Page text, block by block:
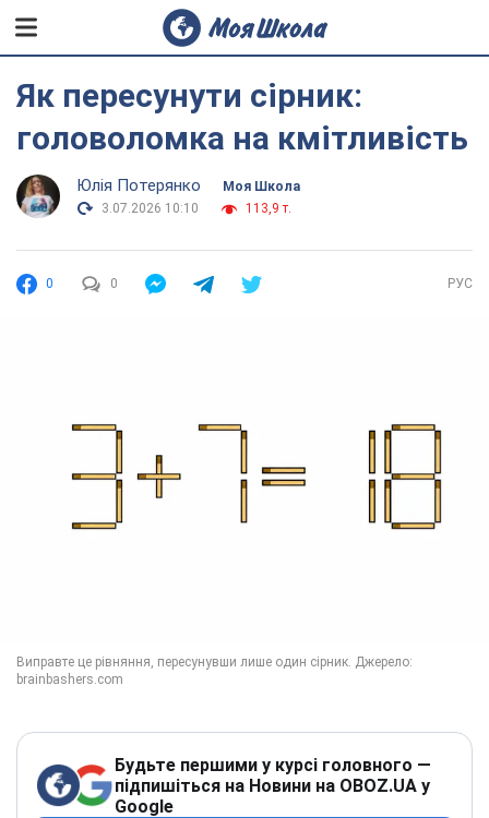
Як пересунути сірник:
головоломка на кмітливість
Юлія Потерянко
Моя Школа
3.07.2026 10:10
113,9 т.
0 0 РУС
Будьте першими у курсі головного —
підпишіться на Новини на OBOZ.UA у
Google